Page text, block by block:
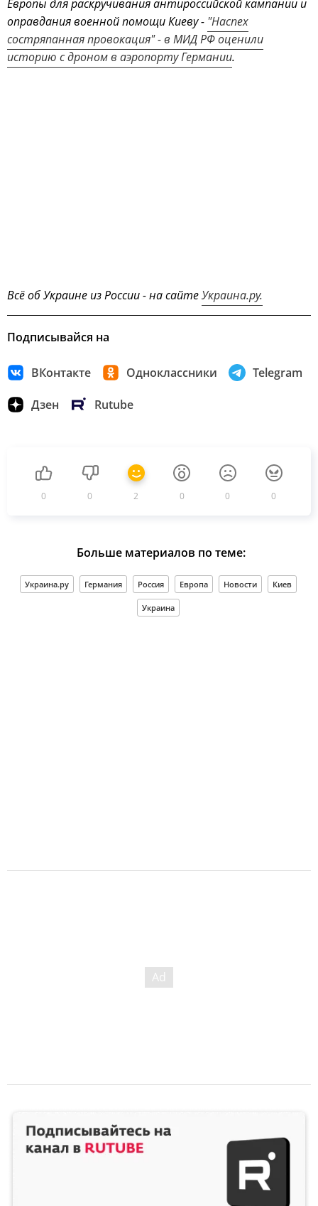
Европы для раскручивания антироссийской кампании и
оправдания военной помощи Киеву - "Наспех
состряпанная провокация" - в МИД РФ оценили
историю с дроном в аэропорту Германии.
Всё об Украине из России - на сайтеУкраина.ру.
Подписывайся на
ВКонтакте Одноклассники Telegram
Дзен Rutube
0 0 2 0 0 0
Больше материалов по теме:
Украина.ру Германия Россия Европа Новости Киев
Украина